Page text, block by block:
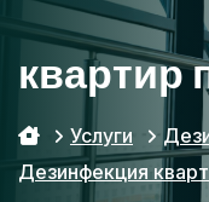
квартир
Услуги
Дезинфекция